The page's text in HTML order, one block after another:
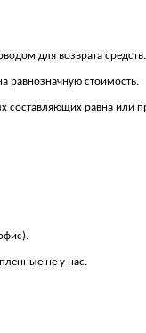
для возврата средств.
равнозначную стоимость.
составляющих равна или
не у нас.